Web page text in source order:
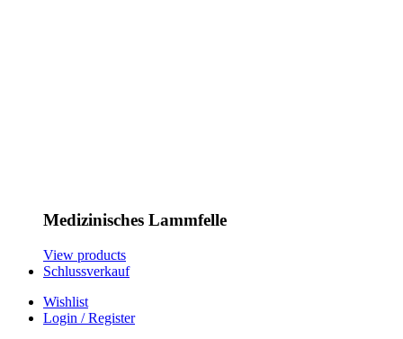
Medizinisches Lammfelle
View products
Schlussverkauf
Wishlist
Login / Register